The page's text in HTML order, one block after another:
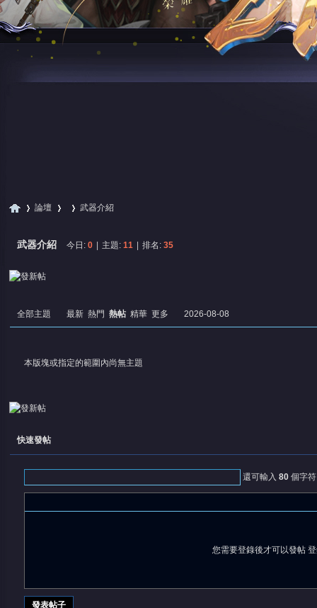
尋
憶
論壇 武器介紹
武器介紹 今日: 0 主題: 11 排名: 35
全部主題 最新 熱門 熱帖 精華 更多 2026-08-08
本版塊或指定的範圍內尚無主題
快速發帖
還可輸入 80個字符
您需要登錄後才可以發帖
發表帖子